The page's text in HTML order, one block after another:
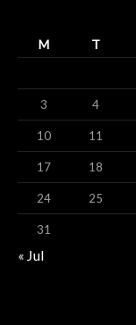
M T
3 4
10 11
17 18
24 25
31
« Jul